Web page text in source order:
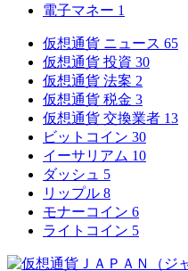
電子マネー 1
仮想通貨 ニュース 65
仮想通貨 投資 30
仮想通貨 法案 2
仮想通貨 税金 3
仮想通貨 交換業者 13
ビットコイン 30
イーサリアム 10
ダッシュ 5
リップル 8
モナーコイン 6
ライトコイン 5